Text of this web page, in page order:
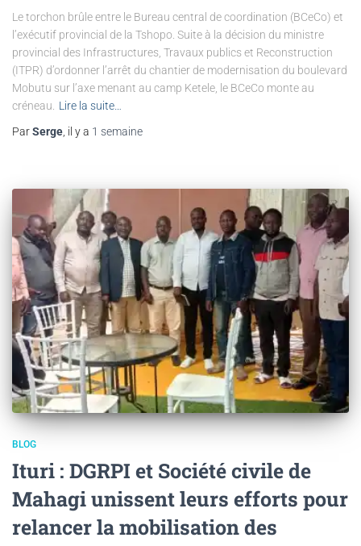
Le torchon brûle entre le Bureau central de coordination (BCeCo) et
l’exécutif provincial de la Tshopo. Suite à la décision du ministre
provincial des Infrastructures, Travaux publics et Reconstruction
(ITPR) d’ordonner l’arrêt du chantier de modernisation du boulevard
Mobutu sur l’axe menant au camp Ketele, le BCeCo monte au
créneau.
Lire la suite…
ParSerge , il y a 1 semaine
BLOG
Ituri : DGRPI et Société civile de
Mahagi unissent leurs efforts pour
relancer la mobilisation des